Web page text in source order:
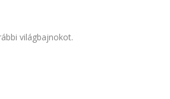
világbajnokot.